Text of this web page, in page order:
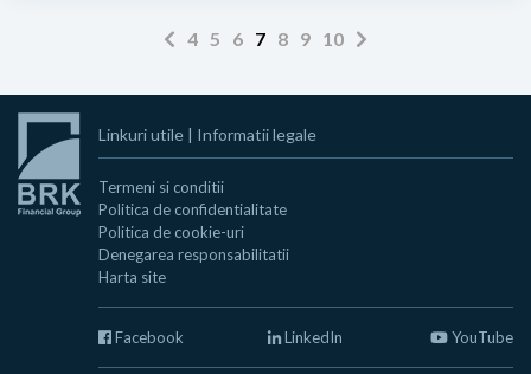
4 5 6 7 8 9 10
Linkuri utile | Informatii legale
Termeni si conditii
Politica de confidentialitate
Politica de cookie-uri
Denegarea responsabilitatii
Harta site
Facebook LinkedIn YouTube